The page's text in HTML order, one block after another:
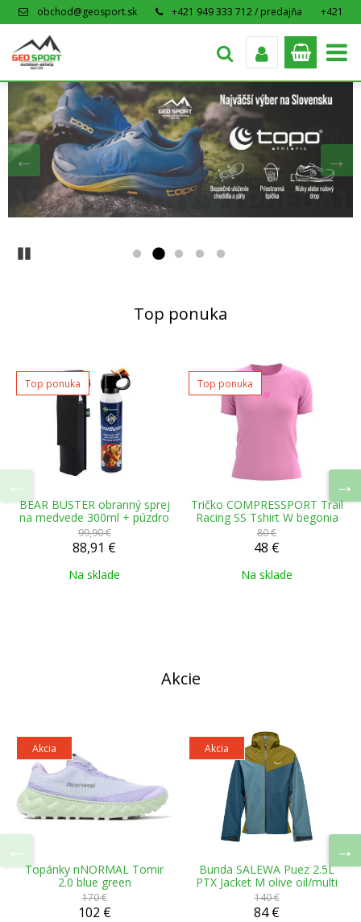
obchod@geosport.sk +421 949 333 712 / predajňa
+421
Top ponuka
Top ponuka
BEAR BUSTER obranný sprej
na medvede 300ml + púzdro
99,90 €
88,91 €
Na sklade
Top ponuka
Tričko COMPRESSPORT Trail
Racing SS Tshirt W begonia
80 €
48 €
Na sklade
Akcie
Akcia
Topánky nNORMAL Tomir
2.0 blue green
170 €
102 €
Akcia
Bunda SALEWA Puez 2.5L
PTX Jacket M olive oil/multi
140 €
84 €